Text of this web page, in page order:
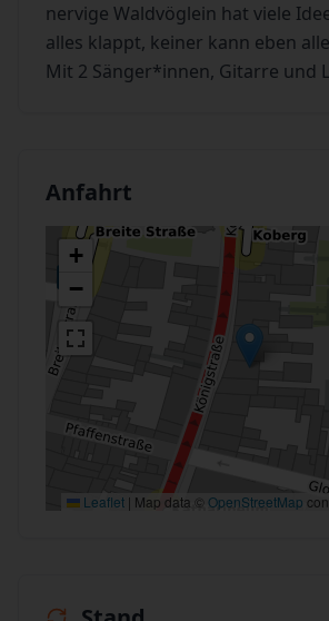
nervige Waldvöglein hat viele
alles klappt, keiner kann eben
Mit 2 Sänger*innen, Gitarre und
Anfahrt
+
−
Leaflet | Map data © OpenStreetMap